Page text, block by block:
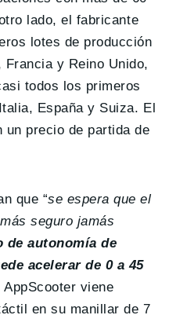
lado, el fabricante
lotes de producción
y Reino Unido,
todos los primeros
España y Suiza. El
un precio de partida de
que “se espera que el
seguro jamás
de autonomía de
acelerar de 0 a 45
AppScooter viene
en su manillar de 7